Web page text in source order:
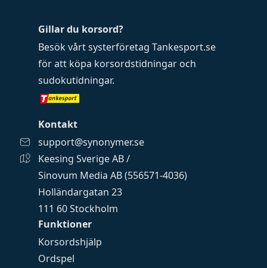
Funktioner
Korsordshjälp
Ordspel
Gillar du korsord?
Besök vårt systerföretag Tankesport.se
för att köpa korsordstidningar och
sudokutidningar.
Kontakt
support@synonymer.se
Keesing Sverige AB /
Sinovum Media AB (556571-4036)
Holländargatan 23
111 60 Stockholm